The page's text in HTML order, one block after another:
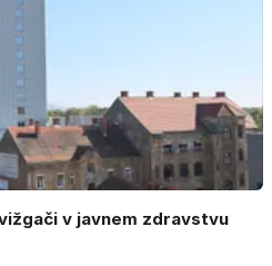
v javnem zdravstvu